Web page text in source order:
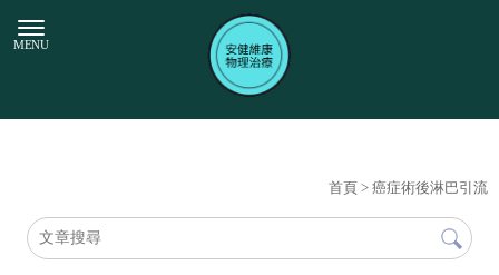
首頁 > 癌症術後淋巴引流